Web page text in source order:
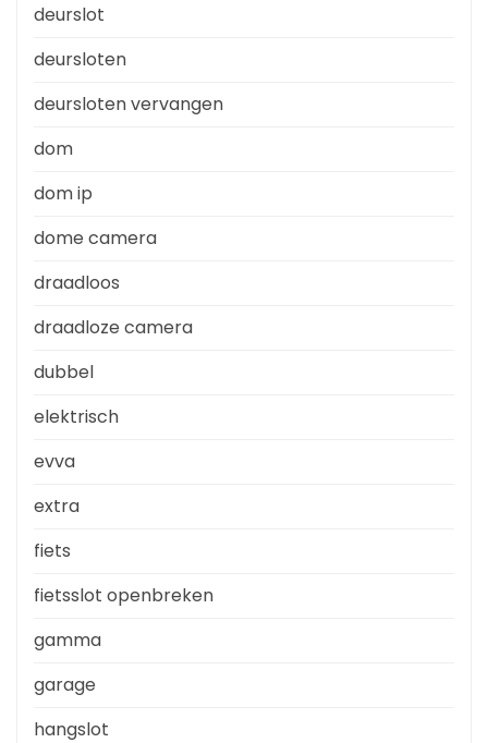
deurslot
deursloten
deursloten vervangen
dom
dom ip
dome camera
draadloos
draadloze camera
dubbel
elektrisch
evva
extra
fiets
fietsslot openbreken
gamma
garage
hangslot